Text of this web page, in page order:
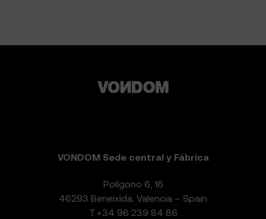
VONDOM Sede central y Fábrica
Polígono 6, 16
46293 Beneixida. Valencia – Spain
T. +34 96 239 84 86